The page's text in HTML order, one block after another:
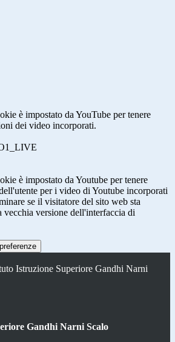
è impostato da YouTube per tenere
dei video incorporati.
è impostato da Youtube per tenere
per i video di Youtube incorporati
se il visitatore del sito web sta
versione dell'interfaccia di
Istruzione Superiore Gandhi Narni
Gandhi Narni Scalo